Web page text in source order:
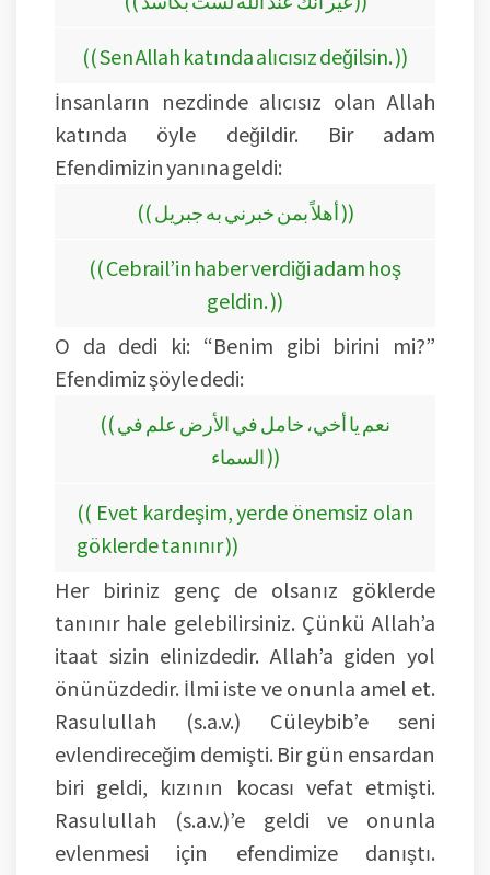
(( Sen Allah katında alıcısız değilsin. ))
İnsanların nezdinde alıcısız olan Allah
katında öyle değildir. Bir adam
Efendimizin yanına geldi:
(( أهلاً بمن خبرني به جبريل ))
(( Cebrail’in haber verdiği adam hoş
geldin. ))
O da dedi ki: “Benim gibi birini mi?”
Efendimiz şöyle dedi:
(( نعم يا أخي، خامل في الأرض علم في
السماء ))
(( Evet kardeşim, yerde önemsiz olan
göklerde tanınır ))
Her biriniz genç de olsanız göklerde
tanınır hale gelebilirsiniz. Çünkü Allah’a
itaat sizin elinizdedir. Allah’a giden yol
önünüzdedir. İlmi iste ve onunla amel et.
Rasulullah (s.a.v.) Cüleybib’e seni
evlendireceğim demişti. Bir gün ensardan
biri geldi, kızının kocası vefat etmişti.
Rasulullah (s.a.v.)’e geldi ve onunla
evlenmesi için efendimize danıştı.